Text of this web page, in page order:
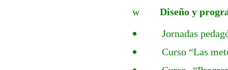
w
Diseño y
Jornadas
Curso “Las